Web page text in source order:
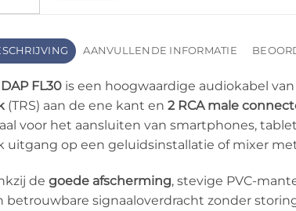
AANVULLENDE INFORMATIE
DAP FL30is een hoogwaardige audiokabel
(TRS) aan de ene kant en 2 RCA male
voor het aansluiten van smartphones,
uitgang op een geluidsinstallatie of mixer
de goede afscherming, stevige PVC-
betrouwbare signaaloverdracht zonder